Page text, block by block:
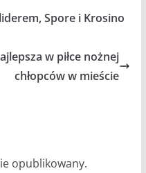
Spore i Krosino
w piłce nożnej
chłopców w mieście
opublikowany.